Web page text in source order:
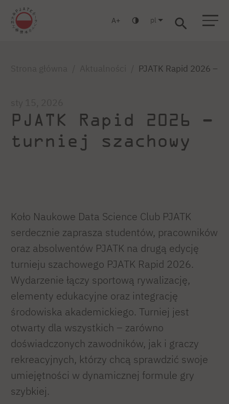
A pl
PJATK Rapid 2026 –
PJATK Rapid 2026 –
turniej szachowy
Koło Naukowe Data Science Club PJATK
serdecznie zaprasza studentów, pracowników
oraz absolwentów PJATK na drugą edycję
turnieju szachowego PJATK Rapid 2026.
Wydarzenie łączy sportową rywalizację,
elementy edukacyjne oraz integrację
środowiska akademickiego. Turniej jest
otwarty dla wszystkich – zarówno
doświadczonych zawodników, jak i graczy
rekreacyjnych, którzy chcą sprawdzić swoje
umiejętności w dynamicznej formule gry
szybkiej.